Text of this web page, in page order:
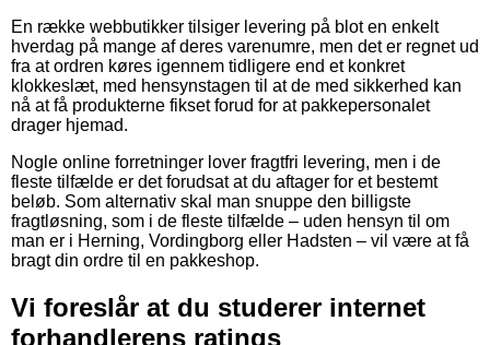
En række webbutikker tilsiger levering på blot en enkelt
hverdag på mange af deres varenumre, men det er regnet ud
fra at ordren køres igennem tidligere end et konkret
klokkeslæt, med hensynstagen til at de med sikkerhed kan
nå at få produkterne fikset forud for at pakkepersonalet
drager hjemad.
Nogle online forretninger lover fragtfri levering, men i de
fleste tilfælde er det forudsat at du aftager for et bestemt
beløb. Som alternativ skal man snuppe den billigste
fragtløsning, som i de fleste tilfælde – uden hensyn til om
man er i Herning, Vordingborg eller Hadsten – vil være at få
bragt din ordre til en pakkeshop.
Vi foreslår at du studerer internet
forhandlerens ratings